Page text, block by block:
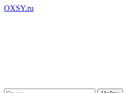
OXSY.ru